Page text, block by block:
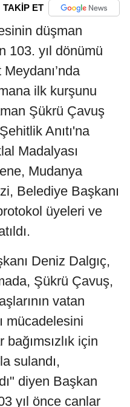
TAKİP ET
düşman
103. yıl dönümü
ilk kurşunu
Şükrü Çavuş
Anıtı'na
Madalyası
Mudanya
Belediye Başkanı
üyeleri ve
Deniz Dalgıç,
Şükrü Çavuş,
vatan
mücadelesini
için
sulandı,
diyen Başkan
yıl önce canlar